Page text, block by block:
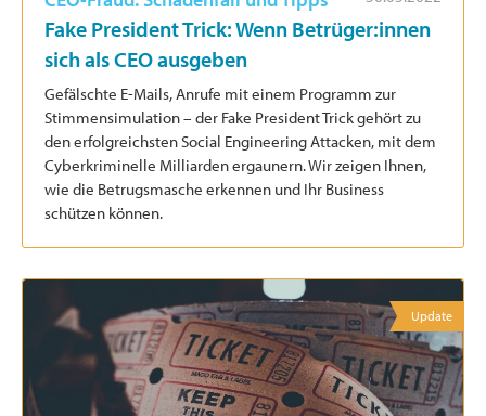
Fake President Trick: Wenn Betrüger:innen
sich als CEO ausgeben
Gefälschte E-Mails, Anrufe mit einem Programm zur
Stimmensimulation – der Fake President Trick gehört zu
den erfolgreichsten Social Engineering Attacken, mit dem
Cyberkriminelle Milliarden ergaunern. Wir zeigen Ihnen,
wie die Betrugsmasche erkennen und Ihr Business
schützen können.
Update